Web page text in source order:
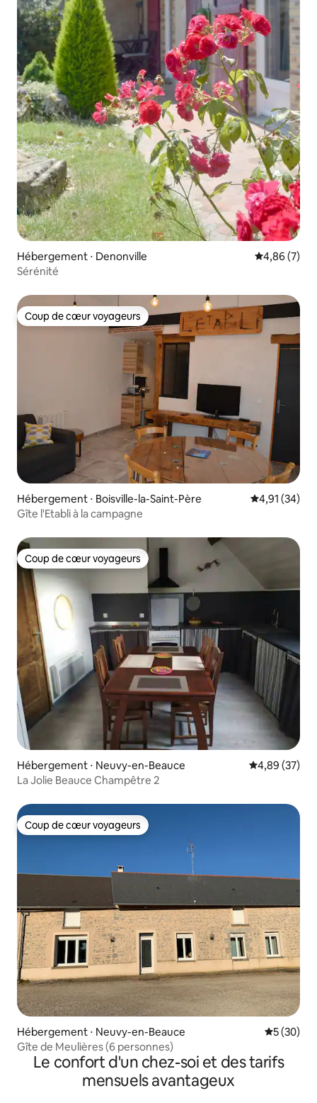
Hébergement ⋅ Denonville Évaluation
4,86 (7)
Sérénité
Coup de cœur voyageurs
Coup de cœur voyageurs
Hébergement ⋅ Boisville-la-Saint-Père Évaluation
4,91 (34)
Gîte l'Etabli à la campagne
Coup de cœur voyageurs
Coup de cœur voyageurs
Hébergement ⋅ Neuvy-en-Beauce Évaluation
4,89 (37)
La Jolie Beauce Champêtre 2
Coup de cœur voyageurs
Coup de cœur voyageurs
Hébergement ⋅ Neuvy-en-Beauce
5 (30)
Gîte de Meulières (6 personnes)
Le confort d'un chez-soi et des tarifs
mensuels avantageux